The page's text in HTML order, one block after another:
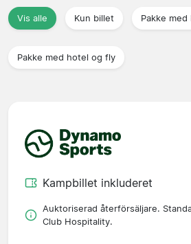
Vis alle Kun billet Pakke med
Pakke med hotel og fly
Kampbillet inkluderet
Auktoriserad återförsäljare.
Club Hospitality.